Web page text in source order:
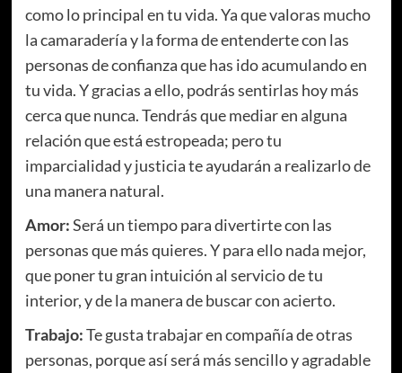
como lo principal en tu vida. Ya que valoras mucho
la camaradería y la forma de entenderte con las
personas de confianza que has ido acumulando en
tu vida. Y gracias a ello, podrás sentirlas hoy más
cerca que nunca. Tendrás que mediar en alguna
relación que está estropeada; pero tu
imparcialidad y justicia te ayudarán a realizarlo de
una manera natural.
Amor:Será un tiempo para divertirte con las
personas que más quieres. Y para ello nada mejor,
que poner tu gran intuición al servicio de tu
interior, y de la manera de buscar con acierto.
Trabajo:Te gusta trabajar en compañía de otras
personas, porque así será más sencillo y agradable